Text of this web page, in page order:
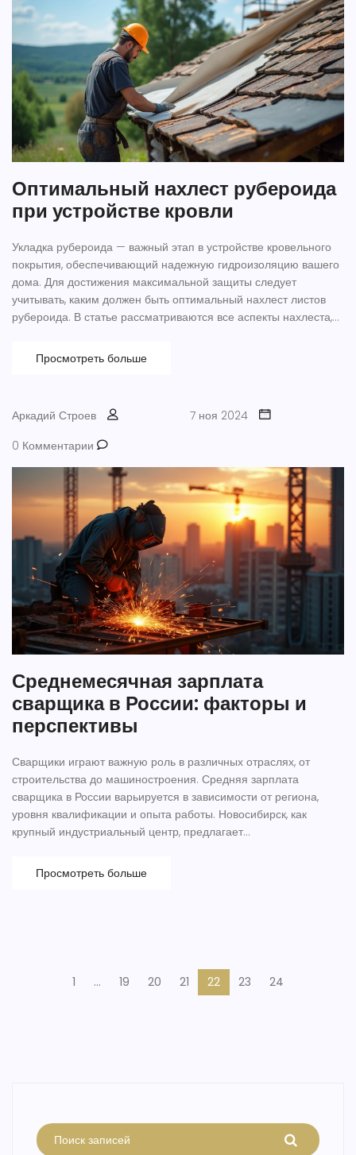
Оптимальный нахлест рубероида
при устройстве кровли
Укладка рубероида — важный этап в устройстве кровельного
покрытия, обеспечивающий надежную гидроизоляцию вашего
дома. Для достижения максимальной защиты следует
учитывать, каким должен быть оптимальный нахлест листов
рубероида. В статье рассматриваются все аспекты нахлеста,
факторы, которые необходимо учитывать. Узнайте, как
построить надежную крышу, учитывая внешние условия и
Просмотреть больше
Аркадий Строев
7 ноя 2024
0 Комментарии
Среднемесячная зарплата
сварщика в России: факторы и
перспективы
Сварщики играют важную роль в различных отраслях, от
строительства до машиностроения. Средняя зарплата
сварщика в России варьируется в зависимости от региона,
уровня квалификации и опыта работы. Новосибирск, как
крупный индустриальный центр, предлагает
рассматриваются основные факторы, влияющие на
заработную плату сварщиков, и даются практические советы
Просмотреть больше
1 … 19 20 21 22 23 24